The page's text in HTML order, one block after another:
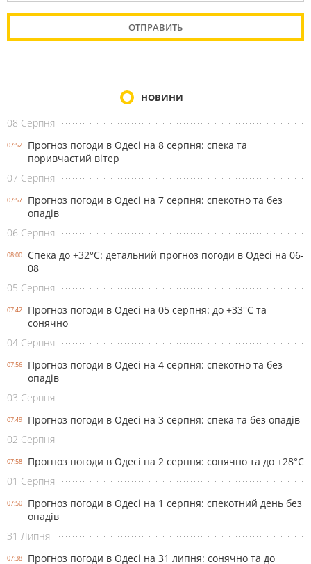
НОВИНИ
08 Серпня
07:52
Прогноз погоди в Одесі на 8 серпня: спека та
поривчастий вітер
07 Серпня
07:57
Прогноз погоди в Одесі на 7 серпня: спекотно та без
опадів
06 Серпня
08:00
Спека до +32°С: детальний прогноз погоди в Одесі на 06-
08
05 Серпня
07:42
Прогноз погоди в Одесі на 05 серпня: до +33°С та
сонячно
04 Серпня
07:56
Прогноз погоди в Одесі на 4 серпня: спекотно та без
опадів
03 Серпня
07:49
Прогноз погоди в Одесі на 3 серпня: спека та без опадів
02 Серпня
07:58
Прогноз погоди в Одесі на 2 серпня: сонячно та до +28°С
01 Серпня
07:50
Прогноз погоди в Одесі на 1 серпня: спекотний день без
опадів
31 Липня
07:38 Прогноз погоди в Одесі на 31 липня: сонячно та до